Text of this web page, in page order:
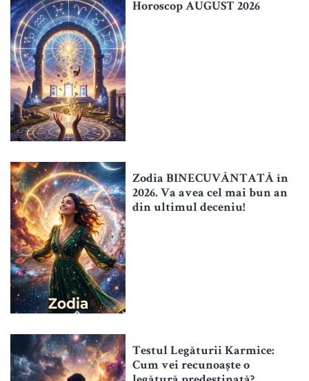
Horoscop AUGUST 2026
Zodia BINECUVÂNTATĂ în
2026. Va avea cel mai bun an
din ultimul deceniu!
Testul Legăturii Karmice:
Cum vei recunoaște o